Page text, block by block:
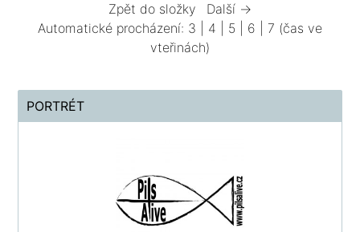
Zpět do složky
Další →
Automatické procházení: 3 4 5 6 7 (čas ve
vteřinách)
PORTRÉT